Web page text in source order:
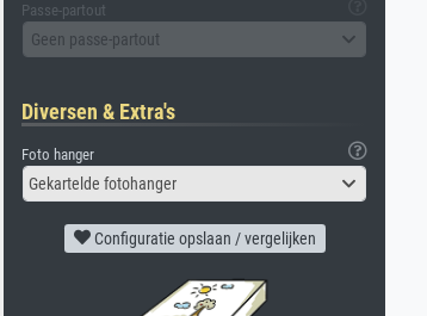
Passe-partout
Geen passe-partout
Diversen & Extra's
Foto hanger
Gekartelde fotohanger
Configuratie opslaan / vergelijken